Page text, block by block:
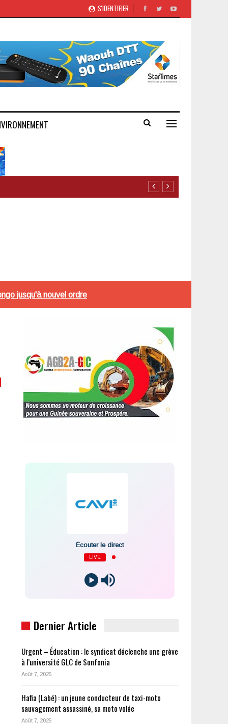
S'IDENTIFIER
jusqu'à nouvel ordre
Écouter le direct
LIVE
Dernier Article
Urgent – Éducation : le syndicat déclenche une grève
à l’université GLC de Sonfonia
Août 7, 2026
Hafia (Labé) : un jeune conducteur de taxi-moto
sauvagement assassiné, sa moto volée
Août 7, 2026